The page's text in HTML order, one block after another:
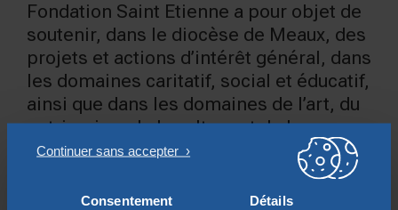
Consentement Détails
Fondation Saint Etienne a pour objet de
soutenir, dans le diocèse de Meaux, des
projets et actions d’intérêt général, dans
les domaines caritatif, social et éducatif,
ainsi que dans les domaines de l’art, du
patrimoine, de la culture et de la
communication.